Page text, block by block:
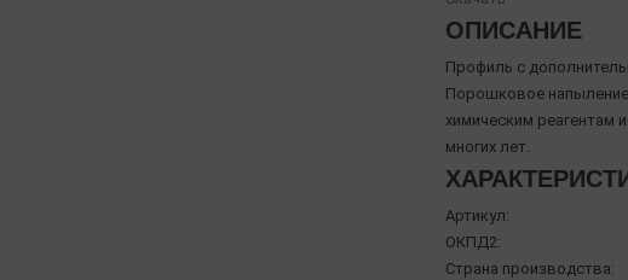
ОПИСАНИЕ
Профиль с
Порошковое
химическим реагентам
многих лет.
Артикул:
ОКПД2:
Страна производства: